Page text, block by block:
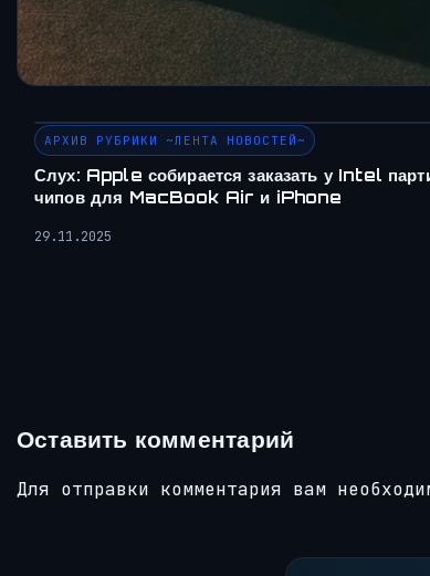
АРХИВ РУБРИКИ ~ЛЕНТА НОВОСТЕЙ~
Слух: Apple собирается заказать у Intel
чипов для MacBook Air и iPhone
29.11.2025
Оставить комментарий
Для отправки комментария вам